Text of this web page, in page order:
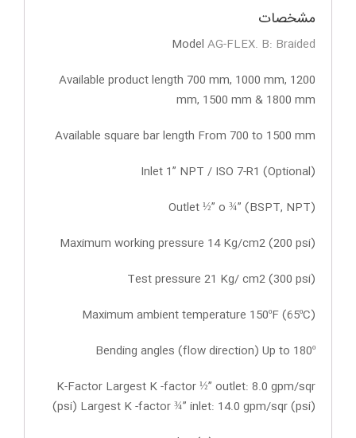
مشخصات
Model AG-FLEX. B: Braided
Available product length 700 mm, 1000 mm, 1200
mm, 1500 mm & 1800 mm
Available square bar length From 700 to 1500 mm
Inlet 1” NPT / ISO 7-R1 (Optional)
Outlet ½” o ¾” (BSPT, NPT)
Maximum working pressure 14 Kg/cm2 (200 psi)
Test pressure 21 Kg/ cm2 (300 psi)
Maximum ambient temperature 150ºF (65ºC)
Bending angles (flow direction) Up to 180º
K-Factor Largest K -factor ½” outlet: 8.0 gpm/sqr
(psi) Largest K -factor ¾” inlet: 14.0 gpm/sqr (psi)